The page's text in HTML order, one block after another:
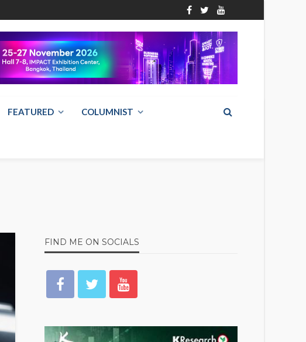
FEATURED COLUMNIST
FIND ME ON SOCIALS